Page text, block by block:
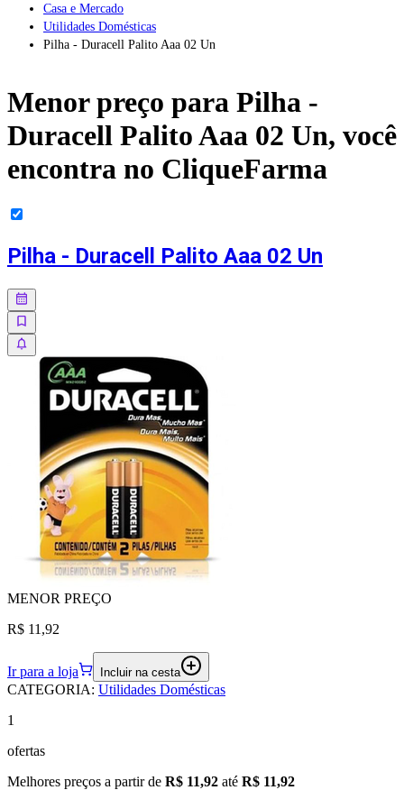
Casa e Mercado
Utilidades Domésticas
Pilha - Duracell Palito Aaa 02 Un
Menor preço para Pilha -
Duracell Palito Aaa 02 Un, você
encontra no CliqueFarma
Pilha - Duracell Palito Aaa 02 Un
MENOR PREÇO
R$ 11,92
Ir para a loja Incluir na cesta
CATEGORIA: Utilidades Domésticas
1
ofertas
Melhores preços a partir de R$ 11,92 até R$ 11,92